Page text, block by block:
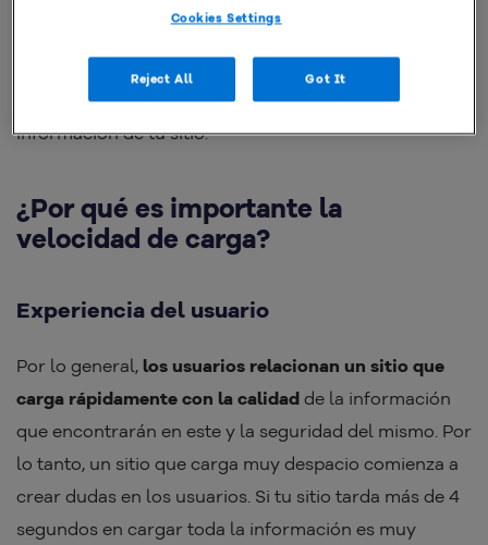
respuesta del servidor donde está almacenada la
información de tu sitio.
¿Por qué es importante la
velocidad de carga?
Experiencia del usuario
Por lo general, los usuarios relacionan un sitio que
carga rápidamente con la calidad de la información
que encontrarán en este y la seguridad del mismo. Por
lo tanto, un sitio que carga muy despacio comienza a
crear dudas en los usuarios. Si tu sitio tarda más de 4
segundos en cargar toda la información es muy
Cookies Settings
Reject All Got It